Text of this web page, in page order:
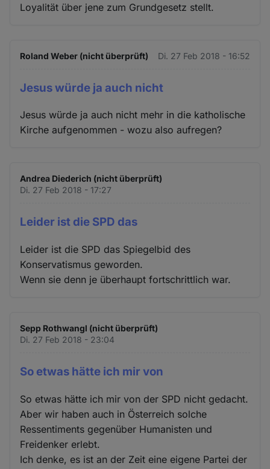
Loyalität über jene zum Grundgesetz stellt.
Roland Weber (nicht überprüft) Di. 27 Feb 2018 - 16:52
Jesus würde ja auch nicht
Jesus würde ja auch nicht mehr in die katholische
Kirche aufgenommen - wozu also aufregen?
Andrea Diederich (nicht überprüft)
Di. 27 Feb 2018 - 17:27
Leider ist die SPD das
Leider ist die SPD das Spiegelbid des
Konservatismus geworden.
Wenn sie denn je überhaupt fortschrittlich war.
Sepp Rothwangl (nicht überprüft)
Di. 27 Feb 2018 - 23:04
So etwas hätte ich mir von
So etwas hätte ich mir von der SPD nicht gedacht.
Aber wir haben auch in Österreich solche
Ressentiments gegenüber Humanisten und
Freidenker erlebt.
Ich denke, es ist an der Zeit eine eigene Partei der